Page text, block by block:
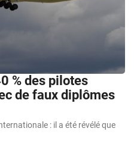
% des pilotes
de faux diplômes
: il a été révélé que